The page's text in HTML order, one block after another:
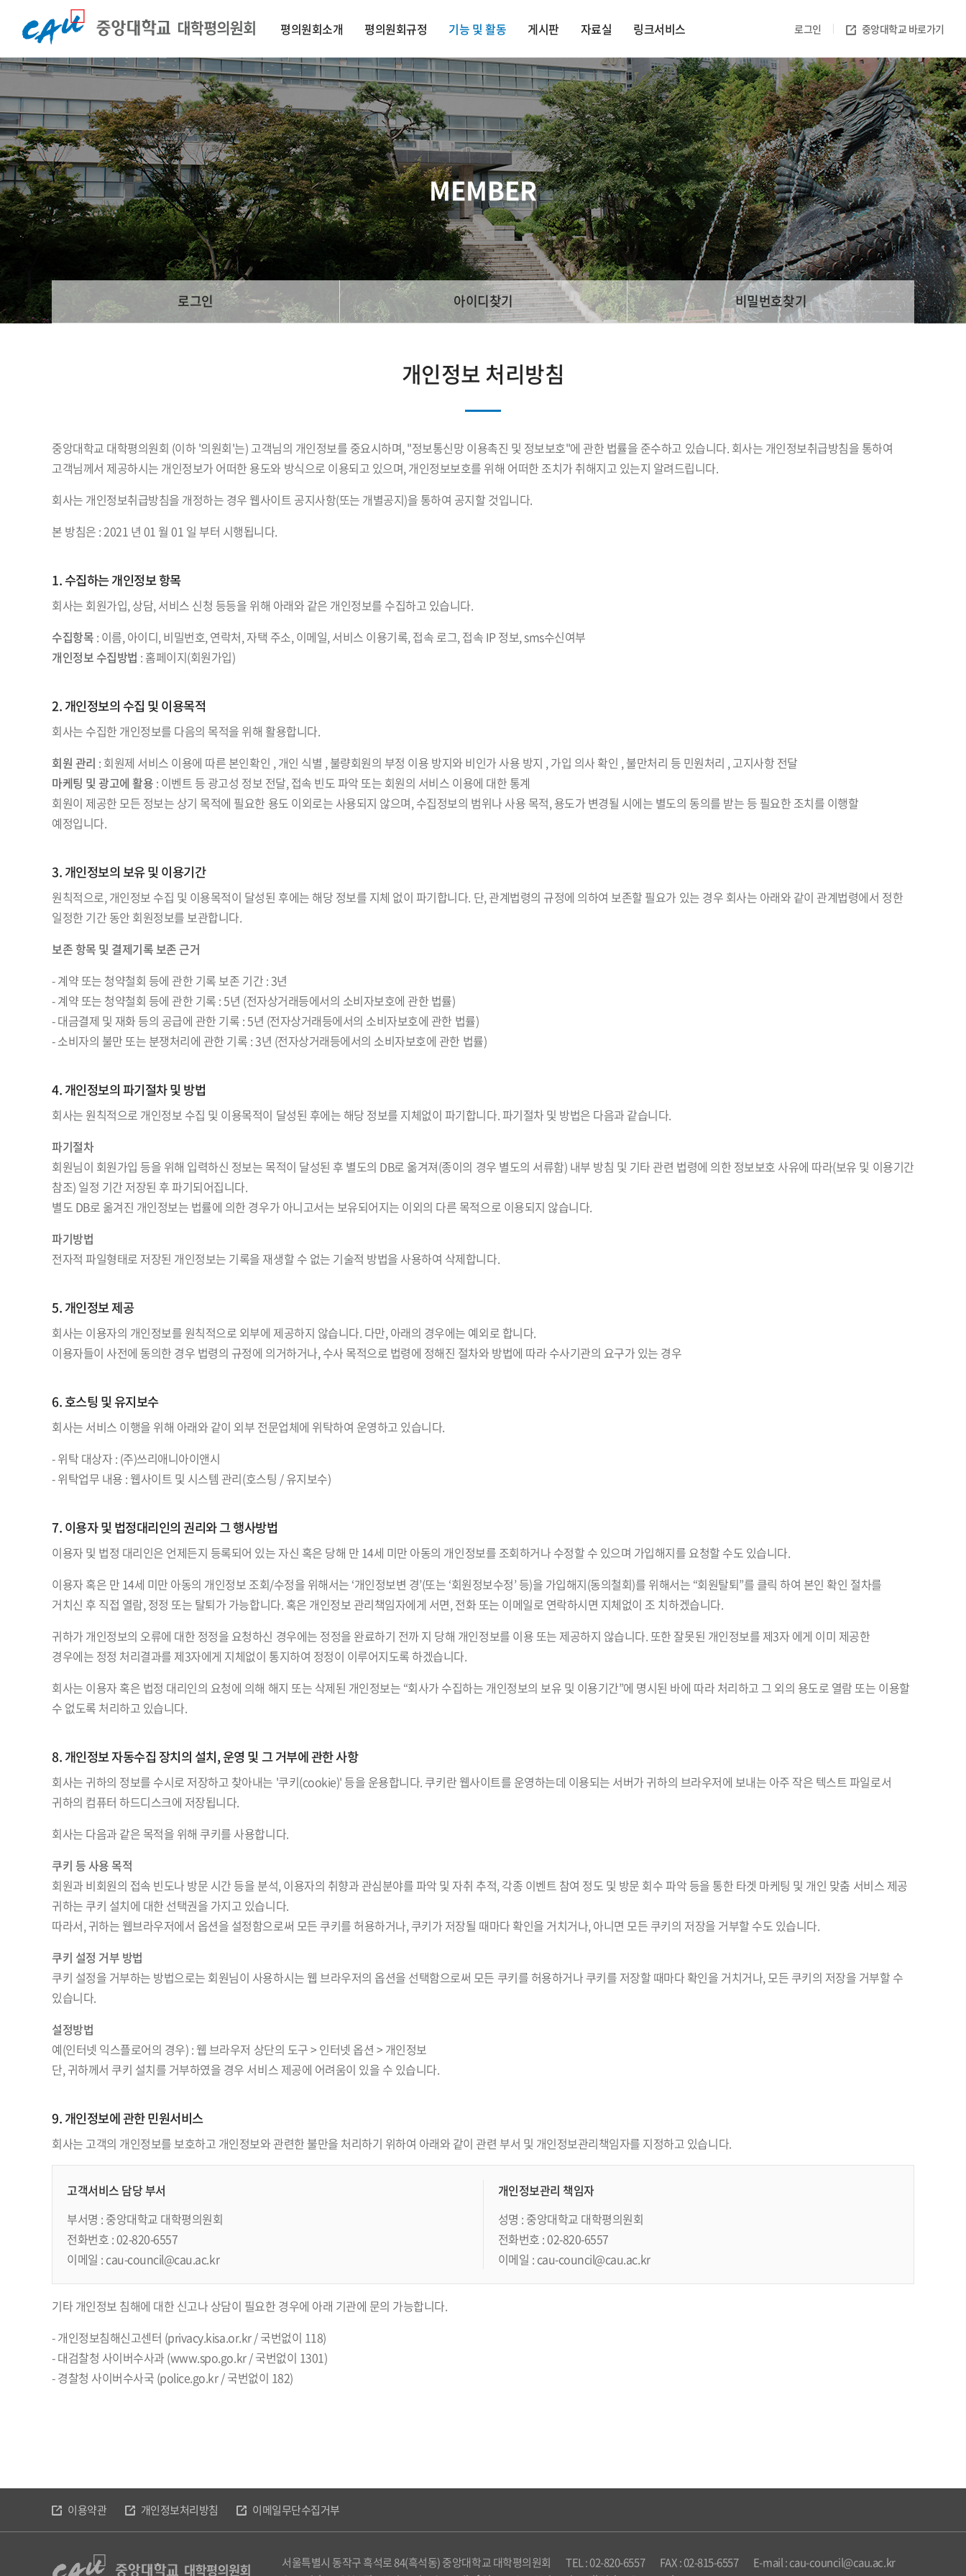
로그인 중앙대학교 바로가기
평의원회소개 평의원회규정 기능 및 활동 게시판 자료실 링크서비스
MEMBER
로그인 아이디찾기 비밀번호찾기
개인정보 처리방침
중앙대학교 대학평의원회 (이하 '의원회'는) 고객님의 개인정보를 중요시하며, "정보통신망 이용촉진 및 정보보호"에 관한 법률을 준수하고 있습니다. 회사는 개인정보취급방침을 통하여
고객님께서 제공하시는 개인정보가 어떠한 용도와 방식으로 이용되고 있으며, 개인정보보호를 위해 어떠한 조치가 취해지고 있는지 알려드립니다.
회사는 개인정보취급방침을 개정하는 경우 웹사이트 공지사항(또는 개별공지)을 통하여 공지할 것입니다.
본 방침은 : 2021 년 01 월 01 일 부터 시행됩니다.
1. 수집하는 개인정보 항목
회사는 회원가입, 상담, 서비스 신청 등등을 위해 아래와 같은 개인정보를 수집하고 있습니다.
수집항목 : 이름, 아이디, 비밀번호, 연락처, 자택 주소, 이메일, 서비스 이용기록, 접속 로그, 접속 IP 정보, sms수신여부
개인정보 수집방법 : 홈페이지(회원가입)
2. 개인정보의 수집 및 이용목적
회사는 수집한 개인정보를 다음의 목적을 위해 활용합니다.
회원 관리 : 회원제 서비스 이용에 따른 본인확인 , 개인 식별 , 불량회원의 부정 이용 방지와 비인가 사용 방지 , 가입 의사 확인 , 불만처리 등 민원처리 , 고지사항 전달
마케팅 및 광고에 활용 : 이벤트 등 광고성 정보 전달, 접속 빈도 파악 또는 회원의 서비스 이용에 대한 통계
회원이 제공한 모든 정보는 상기 목적에 필요한 용도 이외로는 사용되지 않으며, 수집정보의 범위나 사용 목적, 용도가 변경될 시에는 별도의 동의를 받는 등 필요한 조치를 이행할
예정입니다.
3. 개인정보의 보유 및 이용기간
원칙적으로, 개인정보 수집 및 이용목적이 달성된 후에는 해당 정보를 지체 없이 파기합니다. 단, 관계법령의 규정에 의하여 보존할 필요가 있는 경우 회사는 아래와 같이 관계법령에서 정한
일정한 기간 동안 회원정보를 보관합니다.
보존 항목 및 결제기록 보존 근거
- 계약 또는 청약철회 등에 관한 기록 보존 기간 : 3년
- 계약 또는 청약철회 등에 관한 기록 : 5년 (전자상거래등에서의 소비자보호에 관한 법률)
- 대금결제 및 재화 등의 공급에 관한 기록 : 5년 (전자상거래등에서의 소비자보호에 관한 법률)
- 소비자의 불만 또는 분쟁처리에 관한 기록 : 3년 (전자상거래등에서의 소비자보호에 관한 법률)
4. 개인정보의 파기절차 및 방법
회사는 원칙적으로 개인정보 수집 및 이용목적이 달성된 후에는 해당 정보를 지체없이 파기합니다. 파기절차 및 방법은 다음과 같습니다.
파기절차
회원님이 회원가입 등을 위해 입력하신 정보는 목적이 달성된 후 별도의 DB로 옮겨져(종이의 경우 별도의 서류함) 내부 방침 및 기타 관련 법령에 의한 정보보호 사유에 따라(보유 및 이용기간
참조) 일정 기간 저장된 후 파기되어집니다.
별도 DB로 옮겨진 개인정보는 법률에 의한 경우가 아니고서는 보유되어지는 이외의 다른 목적으로 이용되지 않습니다.
파기방법
전자적 파일형태로 저장된 개인정보는 기록을 재생할 수 없는 기술적 방법을 사용하여 삭제합니다.
5. 개인정보 제공
회사는 이용자의 개인정보를 원칙적으로 외부에 제공하지 않습니다. 다만, 아래의 경우에는 예외로 합니다.
이용자들이 사전에 동의한 경우 법령의 규정에 의거하거나, 수사 목적으로 법령에 정해진 절차와 방법에 따라 수사기관의 요구가 있는 경우
6. 호스팅 및 유지보수
회사는 서비스 이행을 위해 아래와 같이 외부 전문업체에 위탁하여 운영하고 있습니다.
- 위탁 대상자 : (주)쓰리애니아이앤시
- 위탁업무 내용 : 웹사이트 및 시스템 관리(호스팅 / 유지보수)
7. 이용자 및 법정대리인의 권리와 그 행사방법
이용자 및 법정 대리인은 언제든지 등록되어 있는 자신 혹은 당해 만 14세 미만 아동의 개인정보를 조회하거나 수정할 수 있으며 가입해지를 요청할 수도 있습니다.
이용자 혹은 만 14세 미만 아동의 개인정보 조회/수정을 위해서는 ‘개인정보변 경’(또는 ‘회원정보수정’ 등)을 가입해지(동의철회)를 위해서는 “회원탈퇴”를 클릭 하여 본인 확인 절차를
거치신 후 직접 열람, 정정 또는 탈퇴가 가능합니다. 혹은 개인정보 관리책임자에게 서면, 전화 또는 이메일로 연락하시면 지체없이 조 치하겠습니다.
귀하가 개인정보의 오류에 대한 정정을 요청하신 경우에는 정정을 완료하기 전까 지 당해 개인정보를 이용 또는 제공하지 않습니다. 또한 잘못된 개인정보를 제3자 에게 이미 제공한
경우에는 정정 처리결과를 제3자에게 지체없이 통지하여 정정이 이루어지도록 하겠습니다.
회사는 이용자 혹은 법정 대리인의 요청에 의해 해지 또는 삭제된 개인정보는 “회사가 수집하는 개인정보의 보유 및 이용기간”에 명시된 바에 따라 처리하고 그 외의 용도로 열람 또는 이용할
수 없도록 처리하고 있습니다.
8. 개인정보 자동수집 장치의 설치, 운영 및 그 거부에 관한 사항
회사는 귀하의 정보를 수시로 저장하고 찾아내는 '쿠키(cookie)' 등을 운용합니다. 쿠키란 웹사이트를 운영하는데 이용되는 서버가 귀하의 브라우저에 보내는 아주 작은 텍스트 파일로서
귀하의 컴퓨터 하드디스크에 저장됩니다.
회사는 다음과 같은 목적을 위해 쿠키를 사용합니다.
쿠키 등 사용 목적
회원과 비회원의 접속 빈도나 방문 시간 등을 분석, 이용자의 취향과 관심분야를 파악 및 자취 추적, 각종 이벤트 참여 정도 및 방문 회수 파악 등을 통한 타겟 마케팅 및 개인 맞춤 서비스 제공
귀하는 쿠키 설치에 대한 선택권을 가지고 있습니다.
따라서, 귀하는 웹브라우저에서 옵션을 설정함으로써 모든 쿠키를 허용하거나, 쿠키가 저장될 때마다 확인을 거치거나, 아니면 모든 쿠키의 저장을 거부할 수도 있습니다.
쿠키 설정 거부 방법
쿠키 설정을 거부하는 방법으로는 회원님이 사용하시는 웹 브라우저의 옵션을 선택함으로써 모든 쿠키를 허용하거나 쿠키를 저장할 때마다 확인을 거치거나, 모든 쿠키의 저장을 거부할 수
있습니다.
설정방법
예(인터넷 익스플로어의 경우) : 웹 브라우저 상단의 도구 > 인터넷 옵션 > 개인정보
단, 귀하께서 쿠키 설치를 거부하였을 경우 서비스 제공에 어려움이 있을 수 있습니다.
9. 개인정보에 관한 민원서비스
회사는 고객의 개인정보를 보호하고 개인정보와 관련한 불만을 처리하기 위하여 아래와 같이 관련 부서 및 개인정보관리책임자를 지정하고 있습니다.
고객서비스 담당 부서
부서명 : 중앙대학교 대학평의원회
전화번호 : 02-820-6557
이메일 : cau-council@cau.ac.kr
개인정보관리 책임자
성명 : 중앙대학교 대학평의원회
전화번호 : 02-820-6557
이메일 : cau-council@cau.ac.kr
기타 개인정보 침해에 대한 신고나 상담이 필요한 경우에 아래 기관에 문의 가능합니다.
- 개인정보침해신고센터 (privacy.kisa.or.kr / 국번없이 118)
- 대검찰청 사이버수사과 (www.spo.go.kr / 국번없이 1301)
- 경찰청 사이버수사국 (police.go.kr / 국번없이 182)
이용약관 개인정보처리방침 이메일무단수집거부
서울특별시 동작구 흑석로 84(흑석동) 중앙대학교 대학평의원회 TEL : 02-820-6557 FAX : 02-815-6557
E-mail : cau-council@cau.ac.kr